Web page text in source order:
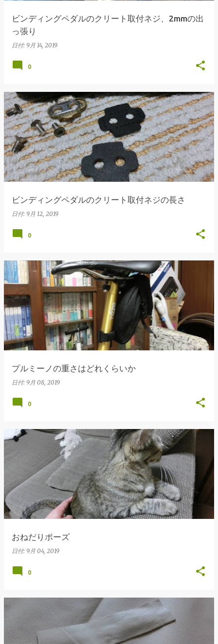
ビンディングペダルのクリート取付ネジ、2mmの出
っ張り
日付: 9月 14, 2019
0
ビンディングペダルのクリート取付ネジの長さ
日付: 9月 12, 2019
0
プルミーノの重さはどれくらいか
日付: 9月 08, 2019
0
おねだりポーズ
日付: 9月 04, 2019
0